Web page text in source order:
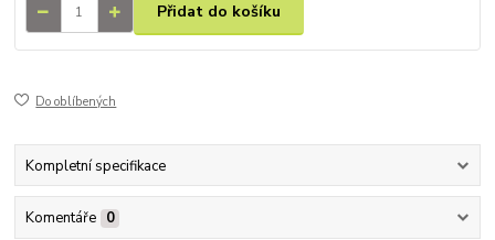
Přidat do košíku
Do oblíbených
Kompletní specifikace
Komentáře 0